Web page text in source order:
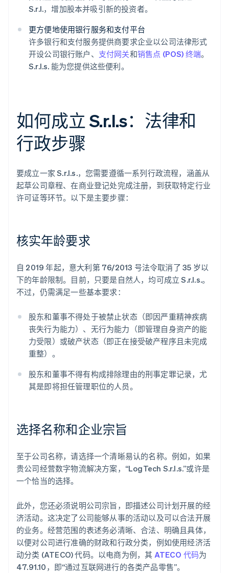
S.r.l.，增加股本并吸引新的投资者。
更方便地使用银行服务和支付平台
许多银行和支付服务提供商要求企业以公司法律形式
开设公司银行账户、 支付网关和销售点 (POS) 终端。
S.r.l.s. 能为您提供这些便利。
如何成立 S.r.l.s：法律和
行政步骤
要成立一家 S.r.l.s.，您需要遵循一系列行政流程，涵盖从
起草公司章程、在商业登记处完成注册，到获取特定行业
许可证等环节。以下是主要步骤：
核实年龄要求
自 2019 年起，意大利第 76/2013 号法令取消了 35 岁以
下的年龄限制。目前，只要是自然人，均可成立 S.r.l.s.。
不过，仍需满足一些基本要求：
股东和董事不得处于被禁止状态（即因严重精神疾病
丧失行为能力）、无行为能力（即管理自身资产的能
力受限）或破产状态（即正在接受破产程序且未完成
重整）。
股东和董事不得有构成排除理由的刑事定罪记录，尤
其是即将担任管理职位的人员。
选择名称和企业宗旨
至于公司名称，请选择一个清晰易认的名称。例如，如果
贵公司经营数字物流解决方案，“LogTech S.r.l.s.”或许是
一个恰当的选择。
此外，您还必须说明公司宗旨，即描述公司计划开展的经
济活动。这决定了公司能够从事的活动以及可以合法开展
的业务。经营范围的表述务必清晰、合法、明确且具体，
以便对公司进行准确的财政和行政分类，例如使用经济活
动分类 (ATECO) 代码。以电商为例，其 ATECO 代码为
47.91.10，即“通过互联网进行的各类产品零售”。